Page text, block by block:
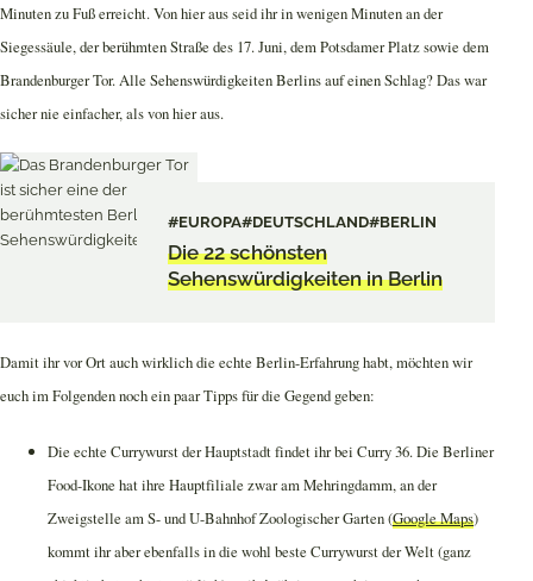
Minuten zu Fuß erreicht. Von hier aus seid ihr in wenigen Minuten an der
Siegessäule, der berühmten Straße des 17. Juni, dem Potsdamer Platz sowie dem
Brandenburger Tor. Alle Sehenswürdigkeiten Berlins auf einen Schlag? Das war
sicher nie einfacher, als von hier aus.
#EUROPA#DEUTSCHLAND#BERLIN
Die 22 schönsten
Sehenswürdigkeiten in Berlin
Damit ihr vor Ort auch wirklich die echte Berlin-Erfahrung habt, möchten wir
euch im Folgenden noch ein paar Tipps für die Gegend geben:
Die echte Currywurst der Hauptstadt findet ihr bei Curry 36. Die Berliner
Food-Ikone hat ihre Hauptfiliale zwar am Mehringdamm, an der
Zweigstelle am S- und U-Bahnhof Zoologischer Garten (Google Maps)
kommt ihr aber ebenfalls in die wohl beste Currywurst der Welt (ganz